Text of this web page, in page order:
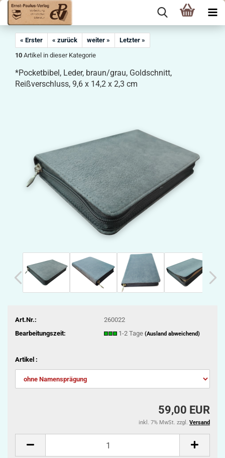
« Erster « zurück weiter »
Letzter »
10 Artikel in dieser Kategorie
*Pocketbibel, Leder, braun/grau, Goldschnitt,
Reißverschluss, 9,6 x 14,2 x 2,3 cm
Art.Nr.:
260022
Bearbeitungszeit:
1-2 Tage (Ausland abweichend)
Artikel :
59,00 EUR
inkl. 7% MwSt. zzgl. Versand